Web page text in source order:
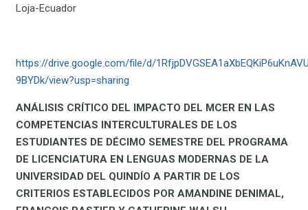
Loja-Ecuador
https://drive.google.com/file/d/
9BYDk/view?usp=sharing
ANÁLISIS CRÍTICO DEL IMPACTO DEL MCER EN LAS
COMPETENCIAS INTERCULTURALES DE LOS
ESTUDIANTES DE DÉCIMO SEMESTRE DEL PROGRAMA
DE LICENCIATURA EN LENGUAS MODERNAS DE LA
UNIVERSIDAD DEL QUINDÍO A PARTIR DE LOS
CRITERIOS ESTABLECIDOS POR AMANDINE DENIMAL,